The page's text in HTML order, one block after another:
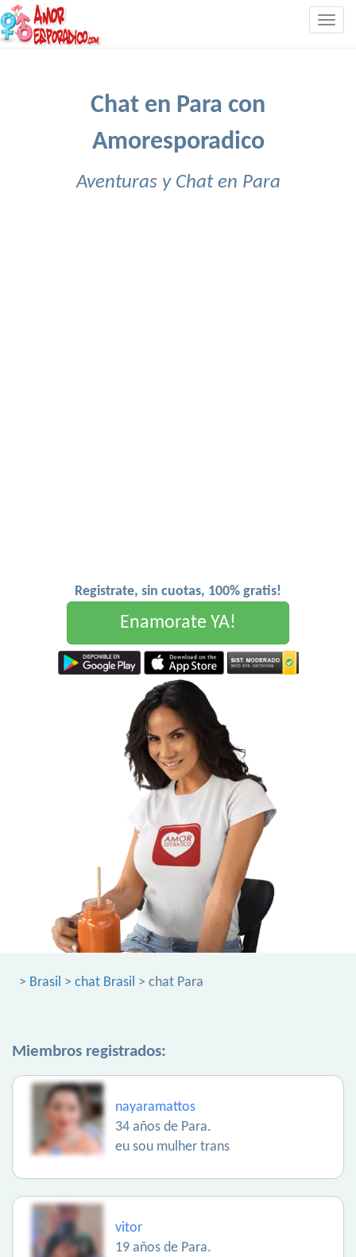
Chat en Para con
Amoresporadico
Aventuras y Chat en Para
Registrate, sin cuotas, 100% gratis!
Enamorate YA!
> Brasil > chat Brasil > chat Para
Miembros registrados:
nayaramattos
34 años de Para.
eu sou mulher trans
vitor
19 años de Para.